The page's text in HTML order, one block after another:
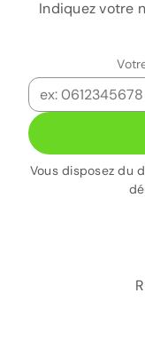
Indiquez votre
Vous disposez du